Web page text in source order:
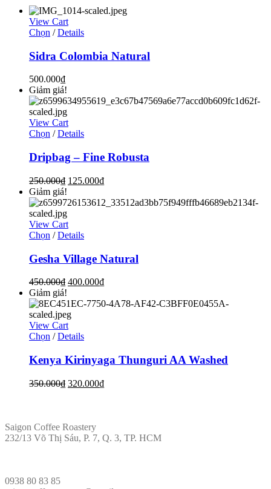
View Cart
Chọn / Details
Sidra Colombia Natural
500.000₫
Giảm giá!
View Cart
Chọn / Details
Dripbag – Fine Robusta
250.000₫ 125.000₫
Giảm giá!
View Cart
Chọn / Details
Gesha Village Natural
450.000₫ 400.000₫
Giảm giá!
View Cart
Chọn / Details
Kenya Kirinyaga Thunguri AA Washed
350.000₫ 320.000₫
Saigon Coffee Roastery
232/13 Võ Thị Sáu, P. 7, Q. 3, TP. HCM
0938 80 83 85